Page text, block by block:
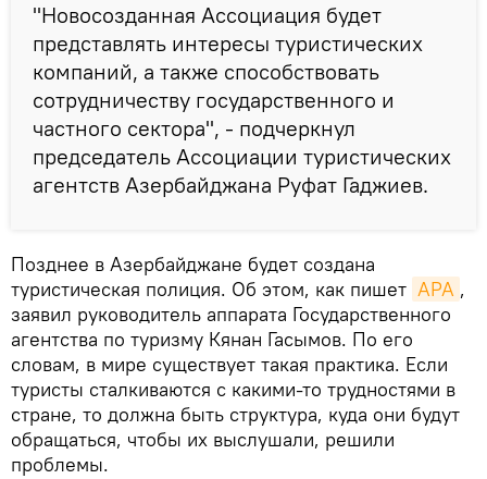
"Новосозданная Ассоциация будет
представлять интересы туристических
компаний, а также способствовать
сотрудничеству государственного и
частного сектора", - подчеркнул
председатель Ассоциации туристических
агентств Азербайджана Руфат Гаджиев.
Позднее в Азербайджане будет создана
туристическая полиция. Об этом, как пишет АРА ,
заявил руководитель аппарата Государственного
агентства по туризму Кянан Гасымов. По его
словам, в мире существует такая практика. Если
туристы сталкиваются с какими-то трудностями в
стране, то должна быть структура, куда они будут
обращаться, чтобы их выслушали, решили
проблемы.